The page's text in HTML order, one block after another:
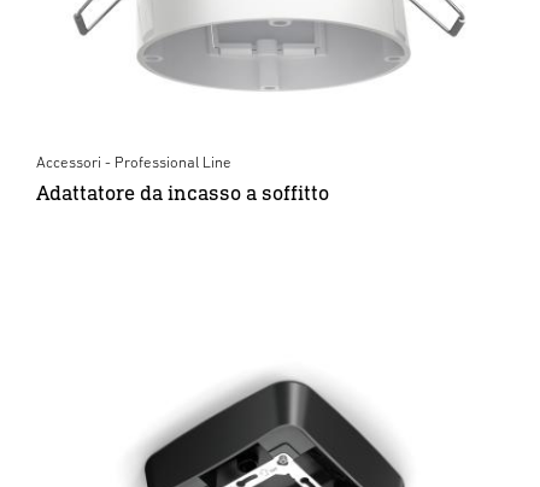
Accessori - Professional Line
Adattatore da incasso a soffitto